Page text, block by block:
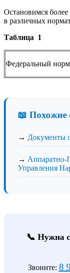
Остановимся
в различных
Таблица 1
Федеральный
📖 Похожие
→ Документы
→ Аппаратно-
Управления
📞 Нужна
Звоните: 8